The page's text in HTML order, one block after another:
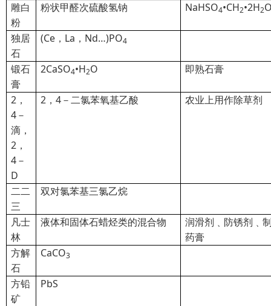
雕白
粉
粉状甲醛次硫酸氢钠 NaHSO4•CH2•2H2
独居
石
(Ce，La，Nd…)PO4
锻石
膏
2CaSO4•H2O 即熟石膏
2 ，
4－
滴，
2，
4－
D
2 ，4－二氯苯氧基乙酸 农业上用作除草剂
二二
三
双对氯苯基三氯乙烷
凡士
林
液体和固体石蜡烃类的混合物
润滑剂﹑防锈剂﹑
药膏
方解
石
CaCO3
方铅
矿
PbS